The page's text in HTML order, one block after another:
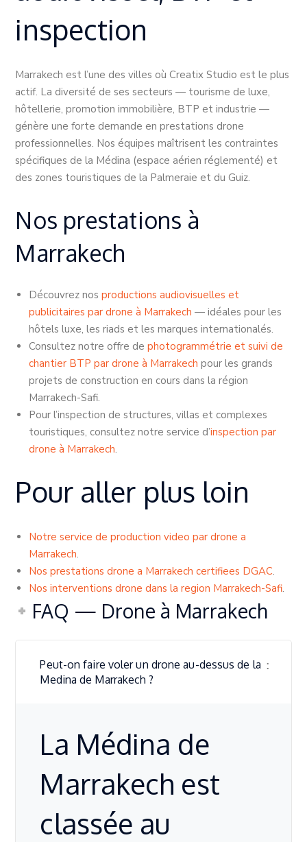
inspection
Marrakech est l’une des villes où Creatix Studio est le plus
actif. La diversité de ses secteurs — tourisme de luxe,
hôtellerie, promotion immobilière, BTP et industrie —
génère une forte demande en prestations drone
professionnelles. Nos équipes maîtrisent les contraintes
spécifiques de la Médina (espace aérien réglementé) et
des zones touristiques de la Palmeraie et du Guiz.
Nos prestations à
Marrakech
Découvrez nosproductions audiovisuelles et
publicitaires par drone à Marrakech — idéales pour les
hôtels luxe, les riads et les marques internationalés.
Consultez notre offre dephotogrammétrie et suivi de
chantier BTP par drone à Marrakech pour les grands
projets de construction en cours dans la région
Marrakech-Safi.
Pour l’inspection de structures, villas et complexes
touristiques, consultez notre service d’inspection par
drone à Marrakech.
Pour aller plus loin
Notre service de production video par drone a
Marrakech.
Nos prestations drone a Marrakech certifiees DGAC.
Nos interventions drone dans la region Marrakech-Safi.
FAQ — Drone à Marrakech
Peut-on faire voler un drone au-dessus de la
Medina de Marrakech ?
La Médina de
Marrakech est
classée au